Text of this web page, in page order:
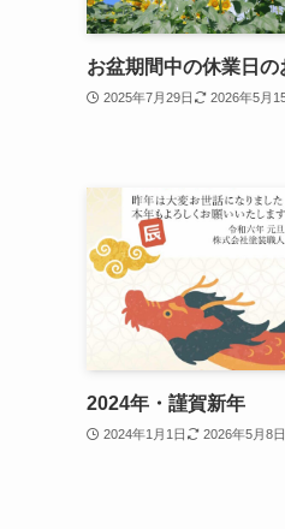
お盆期間中の休業日の
2025年7月29日 2026年5月
2024年・謹賀新年
2024年1月1日 2026年5月8日